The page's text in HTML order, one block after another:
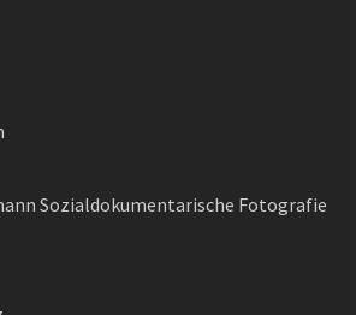
Sozialdokumentarische Fotografie